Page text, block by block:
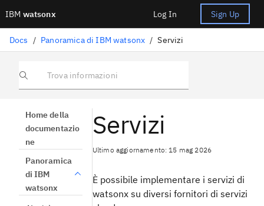
IBM watsonx Log In Sign Up
Docs / Panoramica di IBM watsonx / Servizi
Trova informazioni
Home della
documentazio
ne
Panoramica
di IBM
watsonx
Servizi
Ultimo aggiornamento: 15 mag 2026
È possibile implementare i servizi di
watsonx su diversi fornitori di servizi